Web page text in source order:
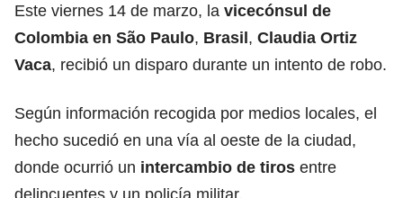
Este viernes 14 de marzo, la vicecónsul de
Colombia en São Paulo, Brasil, Claudia Ortiz
Vaca, recibió un disparo durante un intento de robo.
Según información recogida por medios locales, el
hecho sucedió en una vía al oeste de la ciudad,
donde ocurrió un intercambio de tiros entre
delincuentes y un policía militar.